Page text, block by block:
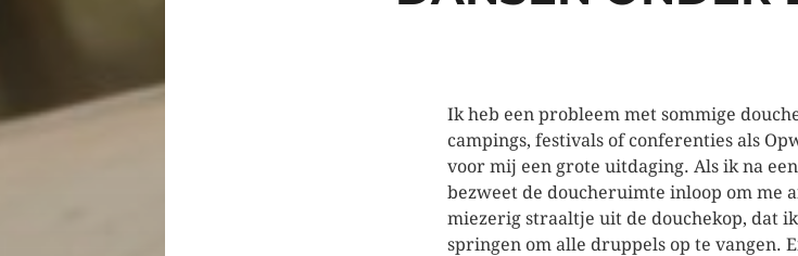
Ik heb een probleem met sommige
campings, festivals of conferenties als
voor mij een grote uitdaging. Als ik na
bezweet de doucheruimte inloop om me
miezerig straaltje uit de douchekop, dat
springen om alle druppels op te vangen.